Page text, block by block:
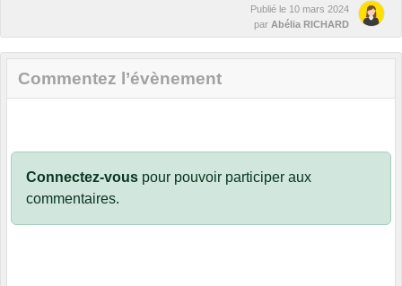
Publié le 10 mars 2024
par Abélia RICHARD
Commentez l’évènement
Connectez-vous pour pouvoir participer aux
commentaires.